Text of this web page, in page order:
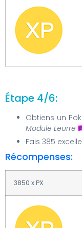
Étape 4/6:
Obtiens un
Module Leurre
Fais 385
Récompenses:
3850 x PX